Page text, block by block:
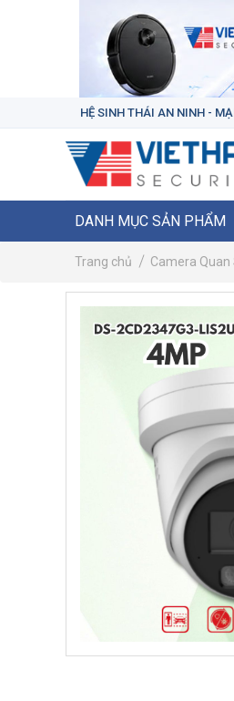
HỆ SINH THÁI AN NINH -
DANH MỤC SẢN PHẨM
Trang chủ Camera Quan